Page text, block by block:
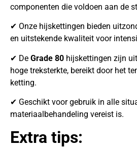
componenten die voldoen aan de
✔ Onze hijskettingen bieden
en uitstekende kwaliteit voor
✔ De Grade 80 hijskettingen zijn
hoge treksterkte, bereikt door het
ketting.
✔ Geschikt voor gebruik in alle
materiaalbehandeling vereist is.
Extra tips: